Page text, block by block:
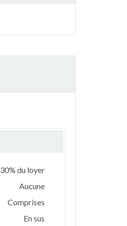
30% du loyer
Aucune
Comprises
En sus